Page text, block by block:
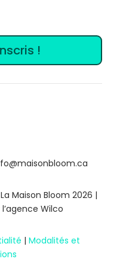
!
Maison Bloom 2026 |
Wilco
|Modalités et